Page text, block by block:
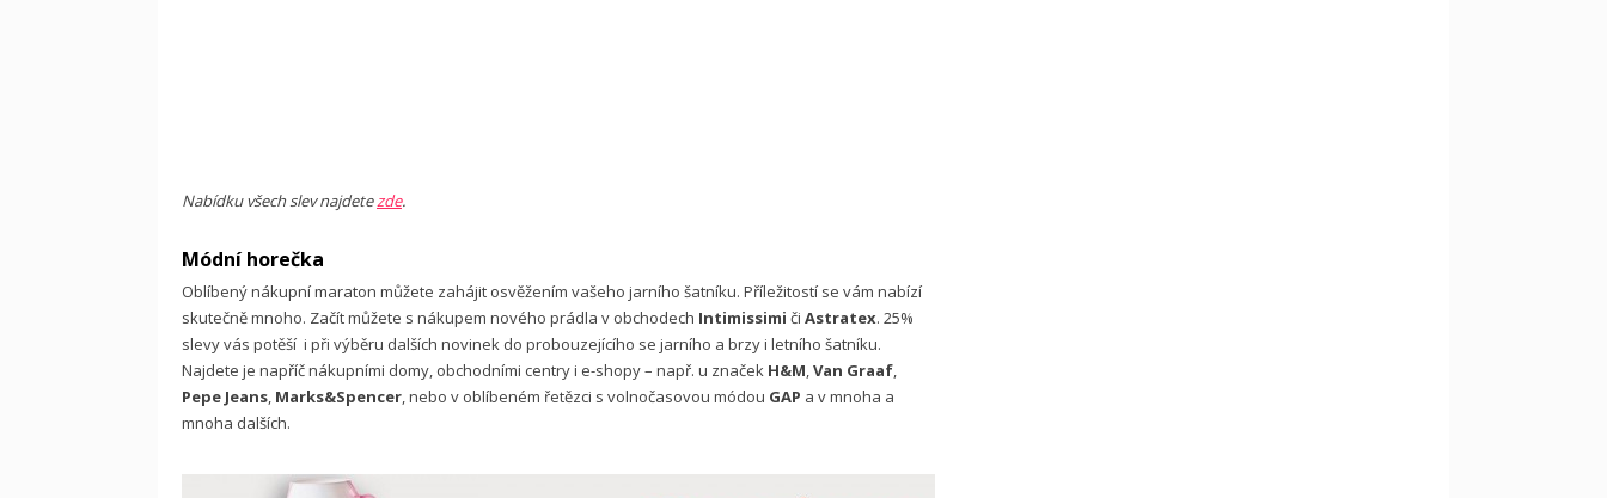
Nabídku všech slev najdetezde.
Módní horečka
Oblíbený nákupní maraton můžete zahájit osvěžením vašeho jarního šatníku. Příležitostí se vám nabízí
skutečně mnoho. Začít můžete s nákupem nového prádla v obchodech Intimissimi či Astratex. 25%
slevy vás potěší i při výběru dalších novinek do probouzejícího se jarního a brzy i letního šatníku.
Najdete je napříč nákupními domy, obchodními centry i e-shopy – např. u značek H&M,Van Graaf,
Pepe Jeans, Marks&Spencer, nebo v oblíbeném řetězci s volnočasovou módou GAP a v mnoha a
mnoha dalších.